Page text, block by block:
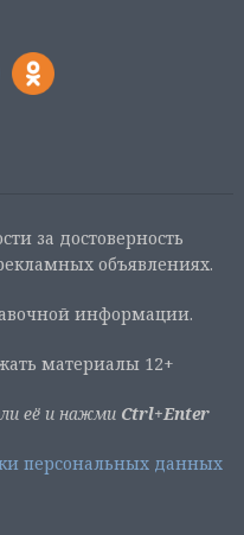
за достоверность
объявлениях.
информации.
материалы 12+
её и нажми Ctrl+Enter
персональных данных